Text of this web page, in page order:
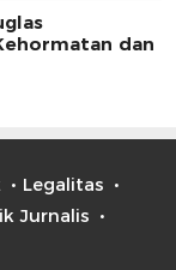
dan
Legalitas
Jurnalis